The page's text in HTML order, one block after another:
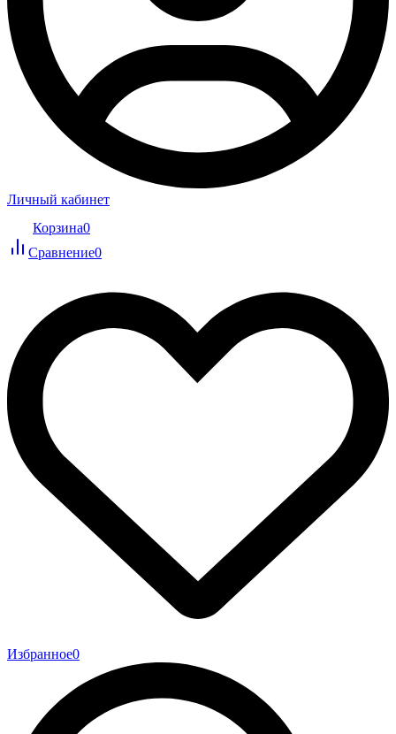
Личный кабинет
Корзина0
Сравнение0
Избранное0